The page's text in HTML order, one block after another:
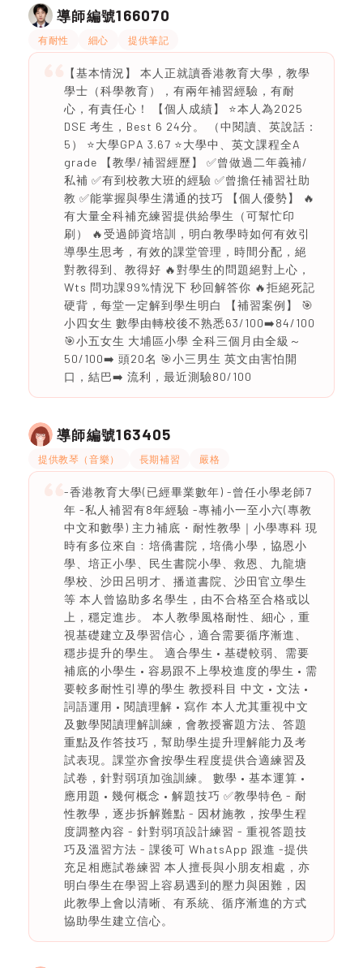
導師編號166070
有耐性 細心 提供筆記
【基本情況】 本人正就讀香港教育大學，教學
學士（科學教育），有兩年補習經驗，有耐
心，有責任心！ 【個人成績】 ⭐️本人為2025
DSE 考生，Best 6 24分。 （中閱讀、英說話：
5） ⭐️大學GPA 3.67 ⭐️大學中、英文課程全A
grade 【教學/補習經歷】 ✅曾做過二年義補/
私補 ✅有到校教大班的經驗 ✅曾擔任補習社助
教 ✅能掌握與學生溝通的技巧 【個人優勢】 🔥
有大量全科補充練習提供給學生（可幫忙印
刷） 🔥受過師資培訓，明白教學時如何有效引
導學生思考，有效的課堂管理，時間分配，絕
對教得到、教得好 🔥對學生的問題絕對上心，
Wts 問功課99%情況下 秒回解答你 🔥拒絕死記
硬背，每堂一定解到學生明白 【補習案例】 🎯
小四女生 數學由轉校後不熟悉63/100➡️84/100
🎯小五女生 大埔區小學 全科三個月由全級～
50/100➡️ 頭20名 🎯小三男生 英文由害怕開
口，結巴➡️ 流利，最近測驗80/100
導師編號163405
提供教琴（音樂） 長期補習 嚴格
-香港教育大學(已經畢業數年) -曾任小學老師7
年 -私人補習有8年經驗 -專補小一至小六(專教
中文和數學) 主力補底・耐性教學｜小學專科 現
時有多位來自﹕培僑書院，培僑小學，協恩小
學、培正小學、民生書院小學、救恩、九龍塘
學校、沙田呂明才、播道書院、沙田官立學生
等 本人曾協助多名學生，由不合格至合格或以
上，穩定進步。 本人教學風格耐性、細心，重
視基礎建立及學習信心，適合需要循序漸進、
穩步提升的學生。 適合學生 • 基礎較弱、需要
補底的小學生 • 容易跟不上學校進度的學生 • 需
要較多耐性引導的學生 教授科目 中文 • 文法 •
詞語運用 • 閱讀理解 • 寫作 本人尤其重視中文
及數學閱讀理解訓練，會教授審題方法、答題
重點及作答技巧，幫助學生提升理解能力及考
試表現。課堂亦會按學生程度提供合適練習及
試卷，針對弱項加強訓練。 數學 • 基本運算 •
應用題 • 幾何概念 • 解題技巧 ✅教學特色 - 耐
性教學，逐步拆解難點 - 因材施教，按學生程
度調整內容 - 針對弱項設計練習 - 重視答題技
巧及溫習方法 - 課後可 WhatsApp 跟進 -提供
充足相應試卷練習 本人擅長與小朋友相處，亦
明白學生在學習上容易遇到的壓力與困難，因
此教學上會以清晰、有系統、循序漸進的方式
協助學生建立信心。